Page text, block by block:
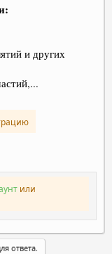
и других
или
ответа.